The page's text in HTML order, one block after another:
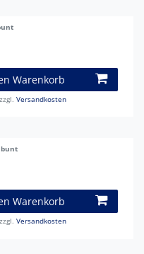
Warenkorb
zzgl.Versandkosten
bunt
Warenkorb
zzgl.Versandkosten